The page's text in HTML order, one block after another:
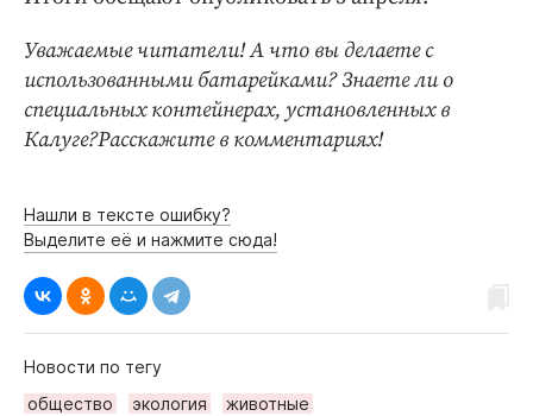
Уважаемые читатели! А что вы делаете с
использованными батарейками? Знаете ли о
специальных контейнерах, установленных в
Калуге?Расскажите в комментариях!
Нашли в тексте ошибку?
Выделите её и нажмите сюда!
Новости по тегу
общество
экология животные